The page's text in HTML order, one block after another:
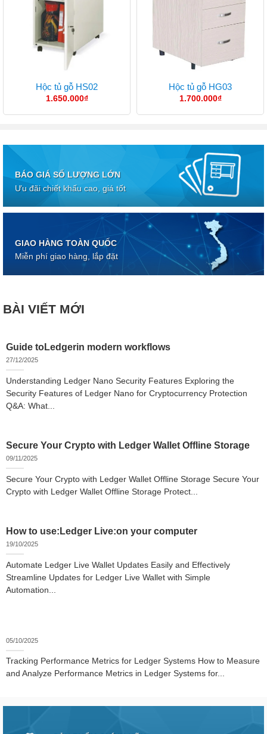
Hộc tủ gỗ HS02
1.650.000₫
Hộc tủ gỗ HG03
1.700.000₫
BÁO GIÁ SỐ LƯỢNG LỚN
Ưu đãi chiết khấu cao, giá tốt
GIAO HÀNG TOÀN QUỐC
Miễn phí giao hàng, lắp đặt
BÀI VIẾT MỚI
Guide toLedgerin modern workflows
27/12/2025
Understanding Ledger Nano Security Features Exploring the
Security Features of Ledger Nano for Cryptocurrency Protection
Q&A: What...
Secure Your Crypto with Ledger Wallet Offline Storage
09/11/2025
Secure Your Crypto with Ledger Wallet Offline Storage Secure Your
Crypto with Ledger Wallet Offline Storage Protect...
How to use:Ledger Live:on your computer
19/10/2025
Automate Ledger Live Wallet Updates Easily and Effectively
Streamline Updates for Ledger Live Wallet with Simple
Automation...
05/10/2025
Tracking Performance Metrics for Ledger Systems How to Measure
and Analyze Performance Metrics in Ledger Systems for...